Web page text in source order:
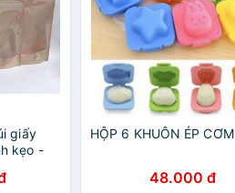
giấy
kẹo -
HỘP 6 KHUÔN ÉP CƠM
48.000 đ